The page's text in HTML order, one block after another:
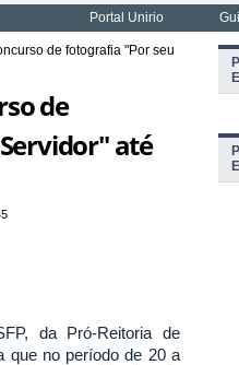
Portal Unirio
de fotografia "Por seu
de
até
da Pró-Reitoria de
que no período de 20 a